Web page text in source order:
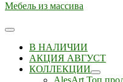
Мебель из массива
В НАЛИЧИИ
АКЦИЯ АВГУСТ
КОЛЛЕКЦИИ
AlesArt Топ